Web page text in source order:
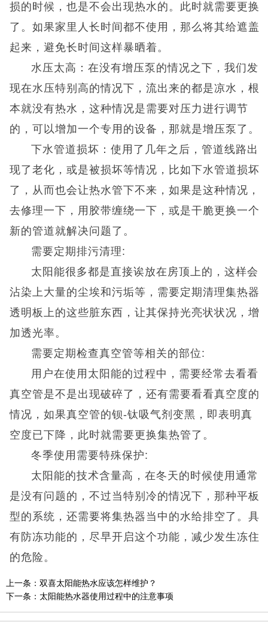
损的时候，也是不会出现热水的。此时就需要更换
了。如果家里人长时间都不使用，那么将其给遮盖
起来，避免长时间这样暴晒着。
水压太高：在没有增压泵的情况之下，我们发
现在水压特别高的情况下，流出来的都是凉水，根
本就没有热水，这种情况是需要对压力进行调节
的，可以增加一个专用的设备，那就是增压泵了。
下水管道损坏：使用了几年之后，管道线路出
现了老化，或是被损坏等情况，比如下水管道损坏
了，从而也会让热水管下不来，如果是这种情况，
去修理一下，用胶带缠绕一下，或是干脆更换一个
新的管道就解决问题了。
需要定期排污清理:
太阳能很多都是直接诶放在房顶上的，这样会
沾染上大量的尘埃和污垢等，需要定期清理集热器
透明板上的这些脏东西，让其保持光亮状状况，增
加透光率。
需要定期检查真空管等相关的部位:
用户在使用太阳能的过程中，需要经常去看看
真空管是不是出现破碎了，还有需要看看真空度的
情况，如果真空管的钡-钛吸气剂变黑，即表明真
空度已下降，此时就需要更换集热管了。
冬季使用需要特殊保护:
太阳能的技术含量高，在冬天的时候使用通常
是没有问题的，不过当特别冷的情况下，那种平板
型的系统，还需要将集热器当中的水给排空了。具
有防冻功能的，尽早开启这个功能，减少发生冻住
的危险。
上一条： 双喜太阳能热水应该怎样维护？
下一条： 太阳能热水器使用过程中的注意事项